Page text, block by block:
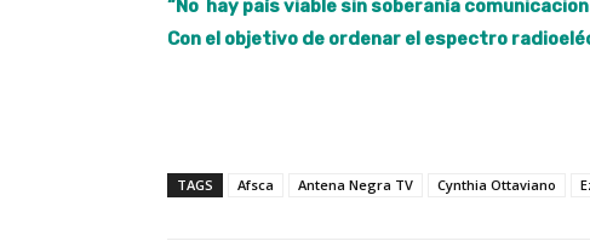
“No hay país viable sin soberanía
Con el objetivo de ordenar el espectro
TAGS Afsca Antena Negra TV Cynthia Ottaviano